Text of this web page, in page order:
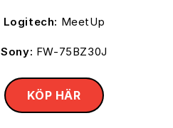
Logitech: MeetUp
Sony: FW-75BZ30J
KÖP HÄR